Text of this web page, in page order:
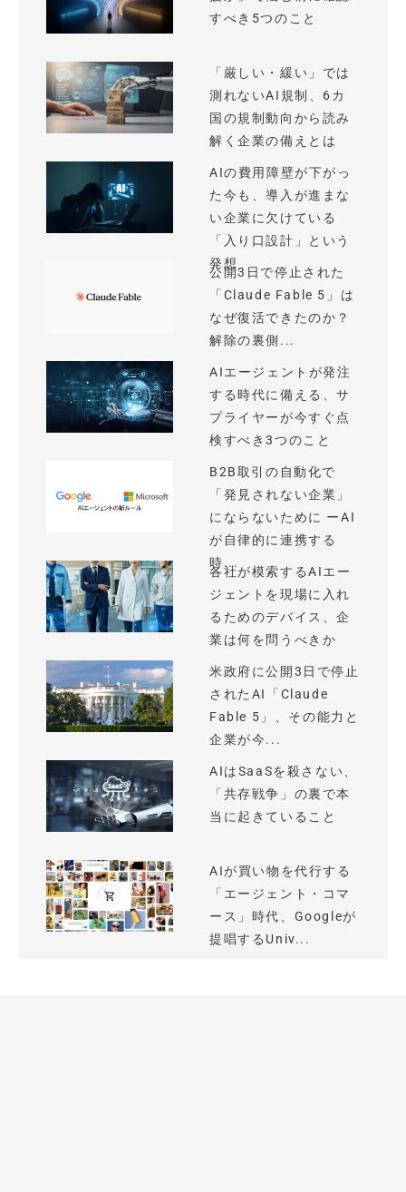
すべき5つのこと
「厳しい・緩い」では
測れないAI規制、6カ
国の規制動向から読み
解く企業の備えとは
AIの費用障壁が下がっ
た今も、導入が進まな
い企業に欠けている
「入り口設計」という
発想
公開3日で停止された
「Claude Fable 5」は
なぜ復活できたのか？
解除の裏側...
AIエージェントが発注
する時代に備える、サ
プライヤーが今すぐ点
検すべき3つのこと
B2B取引の自動化で
「発見されない企業」
にならないために ーAI
が自律的に連携する
時...
各社が模索するAIエー
ジェントを現場に入れ
るためのデバイス、企
業は何を問うべきか
米政府に公開3日で停止
されたAI「Claude
Fable 5」、その能力と
企業が今...
AIはSaaSを殺さない、
「共存戦争」の裏で本
当に起きていること
AIが買い物を代行する
「エージェント・コマ
ース」時代、Googleが
提唱するUniv...